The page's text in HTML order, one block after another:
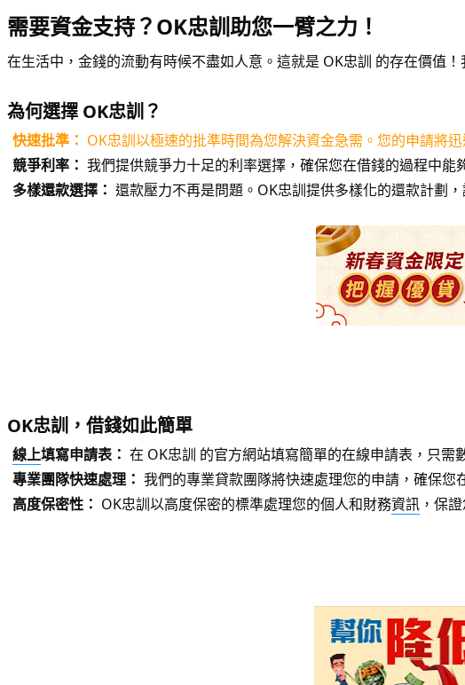
需要資金支持？OK忠訓助您一臂之力！
在生活中，金錢的流動有時候不盡如人意。這就是 OK忠訓 的存在價值
為何選擇 OK忠訓？
快速批準： OK忠訓以極速的批準時間為您解決資金急需。您的申請將
競爭利率： 我們提供競爭力十足的利率選擇，確保您在借錢的過程中能
多樣還款選擇： 還款壓力不再是問題。OK忠訓提供多樣化的還款計劃
OK忠訓，借錢如此簡單
線上填寫申請表： 在 OK忠訓 的官方網站填寫簡單的在線申請表，只需
專業團隊快速處理： 我們的專業貸款團隊將快速處理您的申請，確保您
高度保密性： OK忠訓以高度保密的標準處理您的個人和財務資訊 ，保